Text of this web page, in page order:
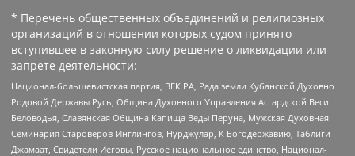
* Перечень общественных объединений и религиозных
организаций в отношении которых судом принято
вступившее в законную силу решение о ликвидации или
запрете деятельности:
Национал-большевистская партия, ВЕК РА, Рада земли Кубанской Духовно
Родовой Державы Русь, Община Духовного Управления Асгардской Веси
Беловодья, Славянская Община Капища Веды Перуна, Мужская Духовная
Семинария Староверов-Инглингов, Нурджулар, К Богодержавию, Таблиги
Джамаат, Свидетели Иеговы, Русское национальное единство, Национал-